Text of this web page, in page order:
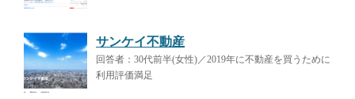
サンケイ不動産
回答者：30代前半(女性)／2019年に不動産を買うために
利用評価満足